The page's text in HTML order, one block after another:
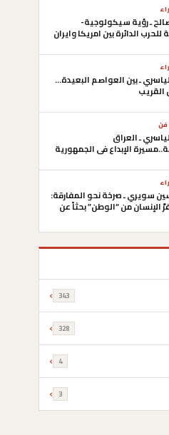
ـ رؤية سيكولوجية-
الدائرة بين امريكا وايران
ـ بين العواصم البعيدة…
القريب
فن
ـ العراق
الإبداع في الجمهورية
سويري ـ صرخة نحو المفارقة:
الإنسان من “الوطن” بحثاً عن
343
328
4
3